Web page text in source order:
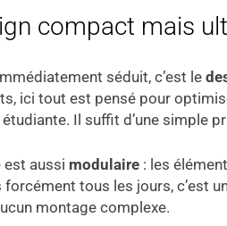
compact mais
séduit, c’est le
ici tout est pensé pour
Il suffit d’une simple
est aussi modulaire : les
forcément tous les jours, c’est
montage complexe.